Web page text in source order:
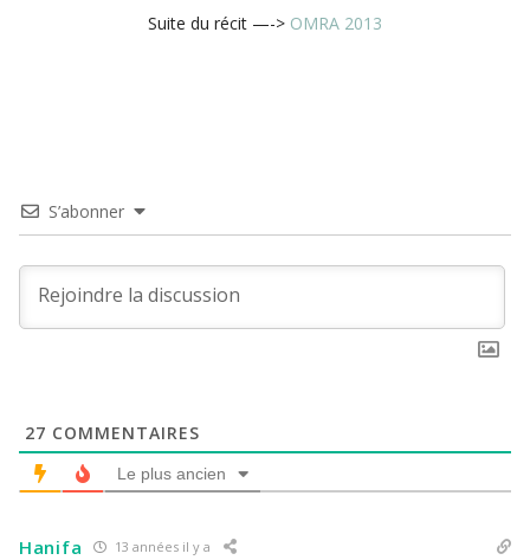
Suite du récit —-> OMRA 2013
S’abonner
27 COMMENTAIRES
Le plus ancien
Hanifa 13 années il y a